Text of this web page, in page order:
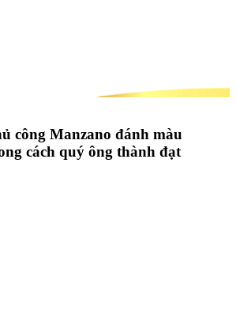
công Manzano đánh màu
cách quý ông thành đạt